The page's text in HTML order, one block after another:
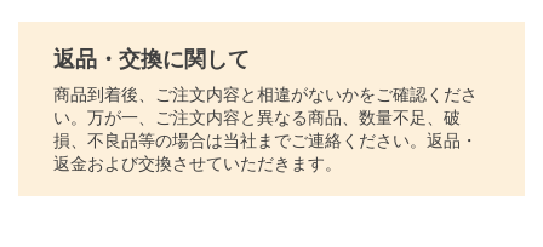
返品・交換に関して
商品到着後、ご注文内容と相違がないかをご確認くださ
い。万が一、ご注文内容と異なる商品、数量不足、破
損、不良品等の場合は当社までご連絡ください。返品・
返金および交換させていただきます。